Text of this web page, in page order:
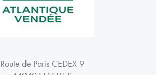
Route de Paris CEDEX 9